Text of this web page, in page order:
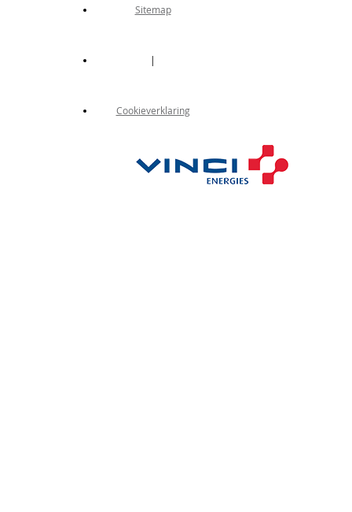
Sitemap
|
Cookieverklaring